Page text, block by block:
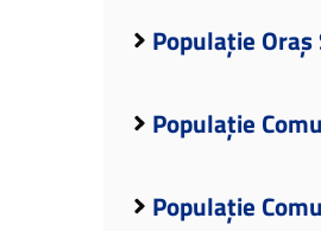
Populație
Populație
Populație